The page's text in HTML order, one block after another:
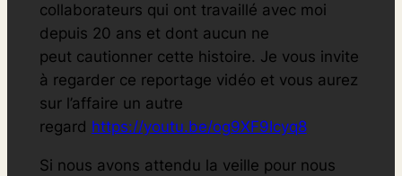
collaborateurs qui ont travaillé avec moi
depuis 20 ans et dont aucun ne
peut cautionner cette histoire. Je vous invite
à regarder ce reportage vidéo et vous aurez
sur l’affaire un autre
regard https://youtu.be/og9XF9Icyq8
Si nous avons attendu la veille pour nous